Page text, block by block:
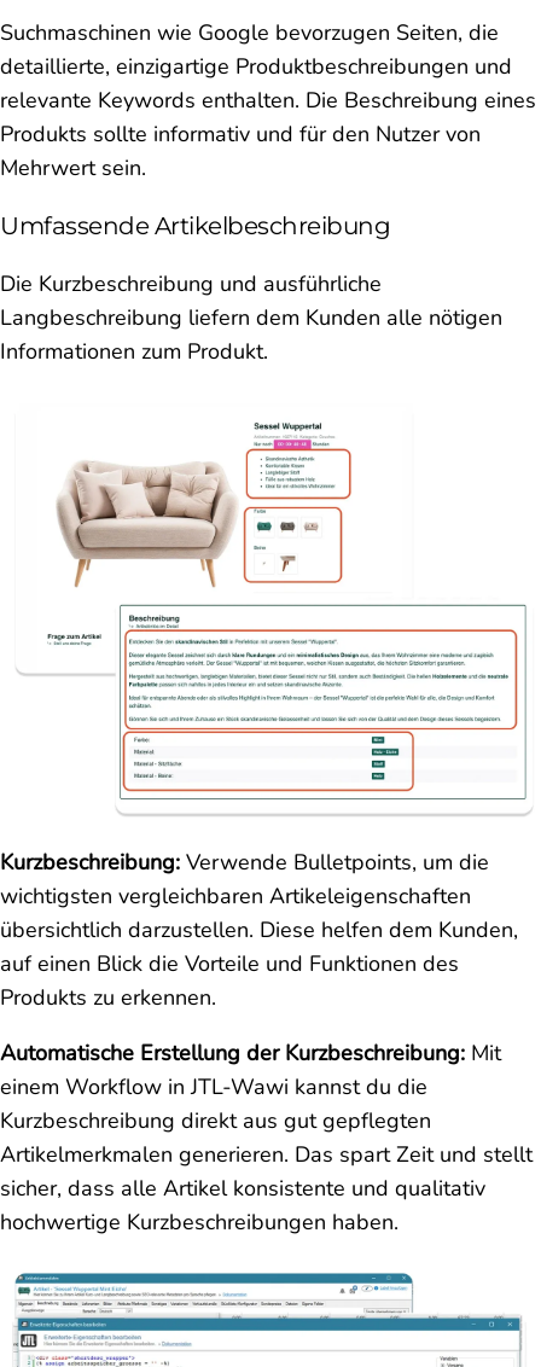
Suchmaschinen wie Google bevorzugen Seiten, die
detaillierte, einzigartige Produktbeschreibungen und
relevante Keywords enthalten. Die Beschreibung eines
Produkts sollte informativ und für den Nutzer von
Mehrwert sein.
Umfassende Artikelbeschreibung
Die Kurzbeschreibung und ausführliche
Langbeschreibung liefern dem Kunden alle nötigen
Informationen zum Produkt.
Kurzbeschreibung: Verwende Bulletpoints, um die
wichtigsten vergleichbaren Artikeleigenschaften
übersichtlich darzustellen. Diese helfen dem Kunden,
auf einen Blick die Vorteile und Funktionen des
Produkts zu erkennen.
Automatische Erstellung der Kurzbeschreibung: Mit
einem Workflow in JTL-Wawi kannst du die
Kurzbeschreibung direkt aus gut gepflegten
Artikelmerkmalen generieren. Das spart Zeit und stellt
sicher, dass alle Artikel konsistente und qualitativ
hochwertige Kurzbeschreibungen haben.